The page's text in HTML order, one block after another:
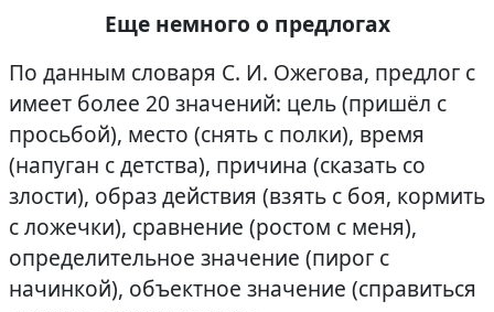
Еще немного о предлогах
По данным словаря С. И. Ожегова, предлог с
имеет более 20 значений: цель (пришёл с
просьбой), место (снять с полки), время
(напуган с детства), причина (сказать со
злости), образ действия (взять с боя, кормить
с ложечки), сравнение (ростом с меня),
определительное значение (пирог с
начинкой), объектное значение (справиться